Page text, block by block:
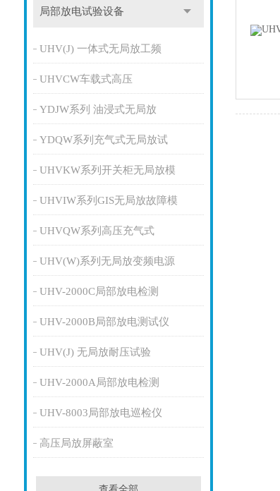
局部放电试验设备
UHV(J) 一体式无局放工频
UHVCW车载式高压
YDJW系列 油浸式无局放
YDQW系列充气式无局放试
UHVKW系列开关柜无局放模
UHVIW系列GIS无局放故障模
UHVQW系列高压充气式
UHV(W)系列无局放变频电源
UHV-2000C局部放电检测
UHV-2000B局部放电测试仪
UHV(J) 无局放耐压试验
UHV-2000A局部放电检测
UHV-8003局部放电巡检仪
高压局放屏蔽室